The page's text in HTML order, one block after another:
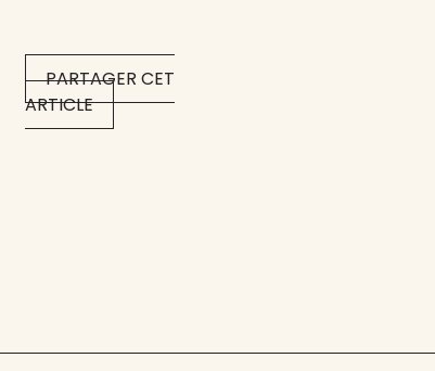
PARTAGER CET
ARTICLE